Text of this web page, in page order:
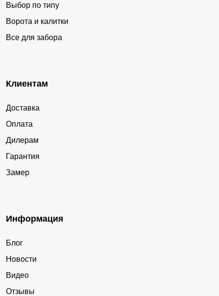
Выбор по типу
Ворота и калитки
Все для забора
Клиентам
Доставка
Оплата
Дилерам
Гарантия
Замер
Информация
Блог
Новости
Видео
Отзывы